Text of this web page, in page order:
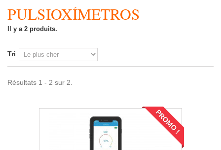
PULSIOXÍMETROS
Il y a 2 produits.
Tri
Résultats 1 - 2 sur 2.
PROMO !